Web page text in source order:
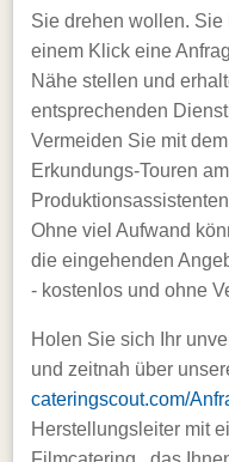
Sie drehen wollen. Sie
einem Klick eine
Nähe stellen und
entsprechenden
Vermeiden Sie mit
Erkundungs-Touren
Ohne viel Aufwand
die eingehenden
- kostenlos und ohne
Holen Sie sich Ihr
und zeitnah über
cateringscout.com/
Herstellungsleiter mit